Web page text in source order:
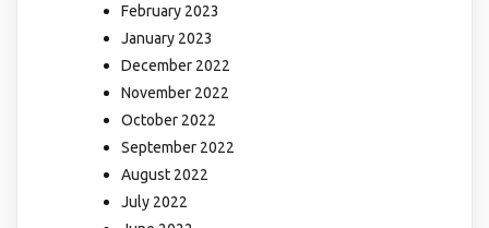
February 2023
January 2023
December 2022
November 2022
October 2022
September 2022
August 2022
July 2022